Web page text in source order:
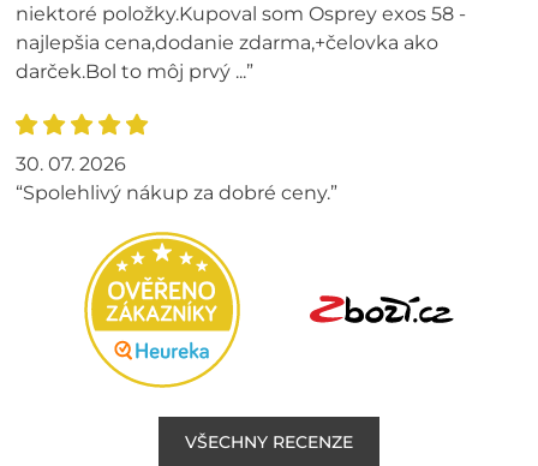
niektoré položky.Kupoval som Osprey exos 58 -
najlepšia cena,dodanie zdarma,+čelovka ako
darček.Bol to môj prvý ...”
30. 07. 2026
“Spolehlivý nákup za dobré ceny.”
VŠECHNY RECENZE